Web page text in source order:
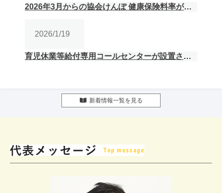
2026年3月からの協会けんぽ 健康保険料率が確定しました・2026年4月分から「子ども・子育て支援金」の徴収が開始されます
2026/1/19
育児休業等給付専用コールセンターが設置されました
新着情報一覧を見る